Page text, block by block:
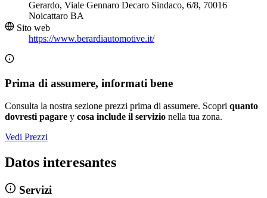
Gerardo, Viale Gennaro Decaro Sindaco, 6/8, 70016
Noicattaro BA
Sito web
https://www.berardiautomotive.it/
Prima di assumere, informati bene
Consulta la nostra sezione prezzi prima di assumere. Scopri quanto
dovresti pagare y cosa include il servizio nella tua zona.
Vedi Prezzi
Datos interesantes
Servizi